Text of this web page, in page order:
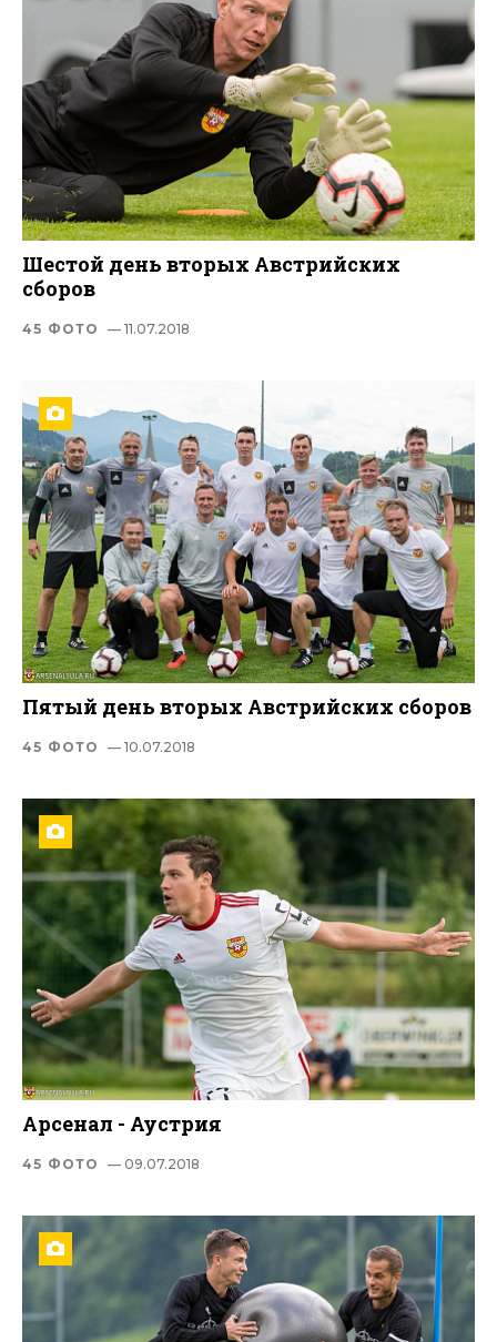
Шестой день вторых Австрийских
сборов
45 ФОТО — 11.07.2018
Пятый день вторых Австрийских сборов
45 ФОТО — 10.07.2018
Арсенал - Аустрия
45 ФОТО — 09.07.2018